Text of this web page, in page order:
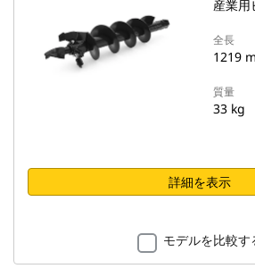
産業用
全長
1219
質量
33 kg
詳細を表示
モデルを比較す